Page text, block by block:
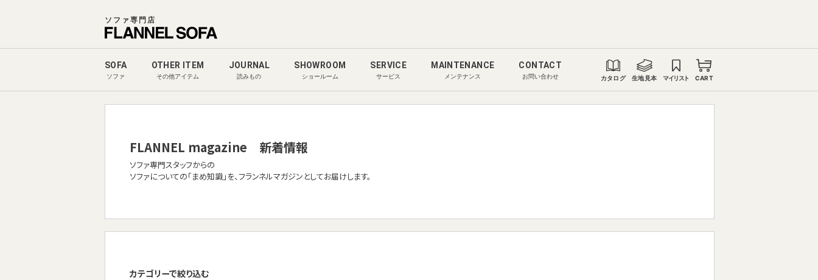
ソファ専門店
SOFA
ソファ
OTHER ITEM
その他アイテム
JOURNAL
読みもの
SHOWROOM
ショールーム
SERVICE
サービス
MAINTENANCE
メンテナンス
CONTACT
お問い合わせ カタログ 生地見本 マイリスト CART
FLANNEL magazine 新着情報
ソファ専門スタッフからの
ソファについての「まめ知識」を、フランネルマガジンとしてお届けします。
カテゴリーで絞り込む